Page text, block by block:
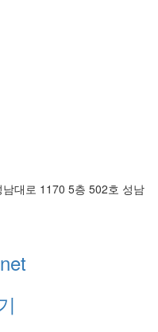
대로 1170 5층 502호 성남